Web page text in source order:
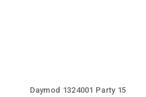
Daymod 1324001 Party 15